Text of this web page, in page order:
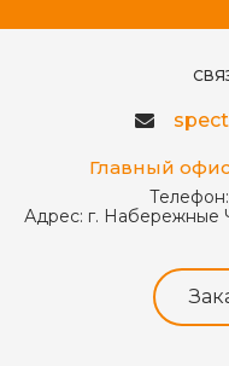
Главный
Телефон:
Адрес: г. Набережные